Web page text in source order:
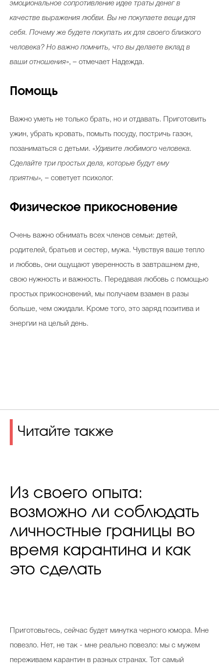
эмоциональное сопротивление идее траты денег в
качестве выражения любви. Вы не покупаете вещи для
себя. Почему же будете покупать их для своего близкого
человека? Но важно помнить, что вы делаете вклад в
ваши отношения», – отмечает Надежда.
Помощь
Важно уметь не только брать, но и отдавать. Приготовить
ужин, убрать кровать, помыть посуду, постричь газон,
позаниматься с детьми. «Удивите любимого человека.
Сделайте три простых дела, которые будут ему
приятны», – советует психолог.
Физическое прикосновение
Очень важно обнимать всех членов семьи: детей,
родителей, братьев и сестер, мужа. Чувствуя ваше тепло
и любовь, они ощущают уверенность в завтрашнем дне,
свою нужность и важность. Передавая любовь с помощью
простых прикосновений, мы получаем взамен в разы
больше, чем ожидали. Кроме того, это заряд позитива и
энергии на целый день.
Читайте также
Из своего опыта:
возможно ли соблюдать
личностные границы во
время карантина и как
это сделать
Приготовьтесь, сейчас будет минутка черного юмора. Мне
повезло. Нет, не так - мне реально повезло: мы с мужем
переживаем карантин в разных странах. Тот самый